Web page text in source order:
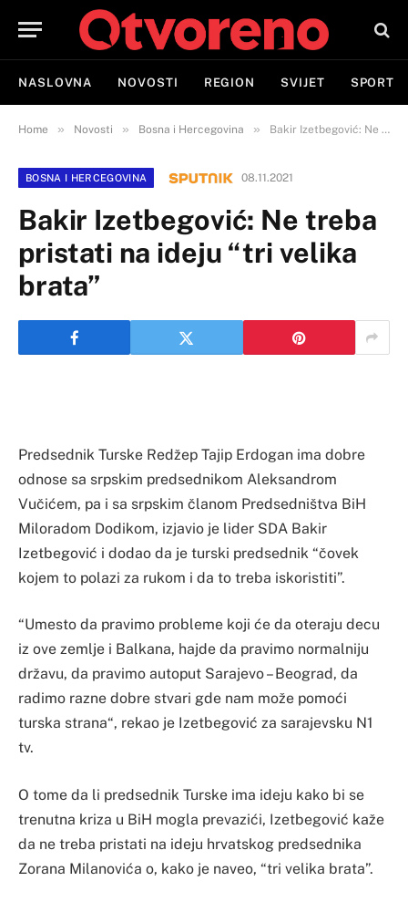
NASLOVNA NOVOSTI REGION SVIJET SPORT
Home » Novosti » Bosna i Hercegovina » Bakir Izetbegović: Ne treba pristati na ideju “tri velika brata”
BOSNA I HERCEGOVINA 08.11.2021
Bakir Izetbegović: Ne treba
pristati na ideju “tri velika
brata”
Predsednik Turske Redžep Tajip Erdogan ima dobre
odnose sa srpskim predsednikom Aleksandrom
Vučićem, pa i sa srpskim članom Predsedništva BiH
Miloradom Dodikom, izjavio je lider SDA Bakir
Izetbegović i dodao da je turski predsednik “čovek
kojem to polazi za rukom i da to treba iskoristiti”.
“Umesto da pravimo probleme koji će da oteraju decu
iz ove zemlje i Balkana, hajde da pravimo normalniju
državu, da pravimo autoput Sarajevo – Beograd, da
radimo razne dobre stvari gde nam može pomoći
turska strana“, rekao je Izetbegović za sarajevsku N1
tv.
O tome da li predsednik Turske ima ideju kako bi se
trenutna kriza u BiH mogla prevazići, Izetbegović kaže
da ne treba pristati na ideju hrvatskog predsednika
Zorana Milanovića o, kako je naveo, “tri velika brata”.